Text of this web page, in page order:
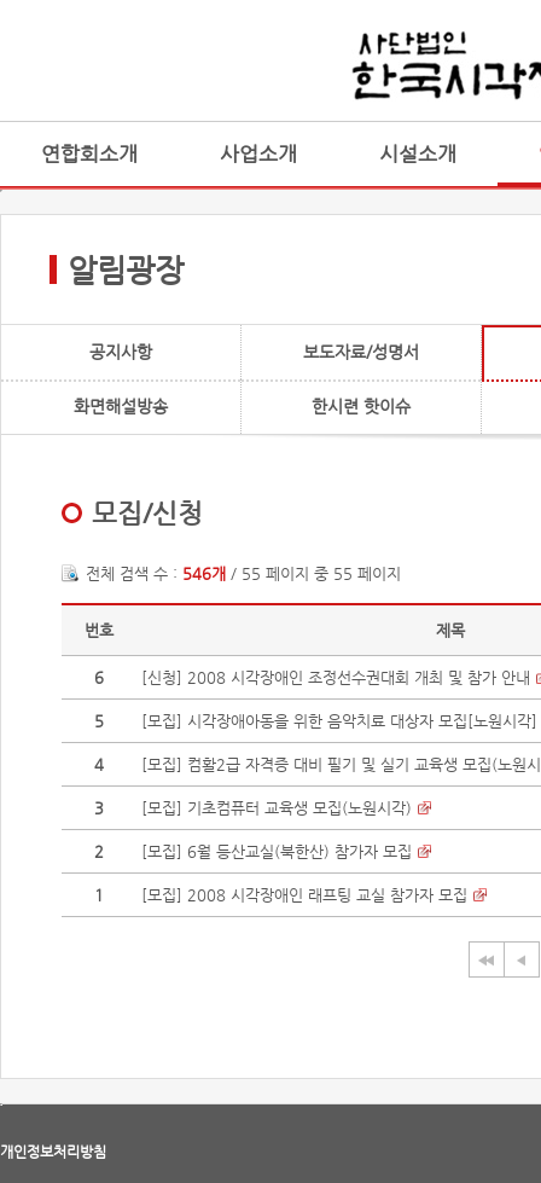
연합회소개 사업소개 시설소개
알림광장
공지사항 보도자료/성명서
화면해설방송 한시련 핫이슈
모집/신청
전체 검색 수 : 546개 / 55 페이지 중 55 페이지
번호 제목
6 [신청] 2008 시각장애인 조정선수권대회 개최 및 참가 안내
5 [모집] 시각장애아동을 위한 음악치료 대상자 모집[노원시각]
4 [모집] 컴활2급 자격증 대비 필기 및 실기 교육생 모집(노원
3 [모집] 기초컴퓨터 교육생 모집(노원시각)
2 [모집] 6월 등산교실(북한산) 참가자 모집
1 [모집] 2008 시각장애인 래프팅 교실 참가자 모집
개인정보처리방침